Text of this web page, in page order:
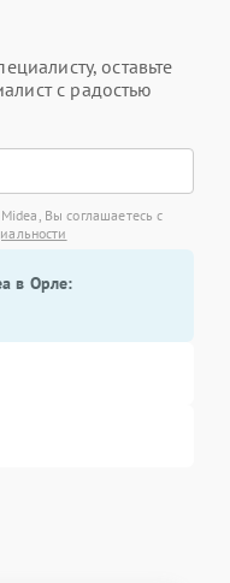
оставьте
с радостью
Вы соглашаетесь с
в Орле: